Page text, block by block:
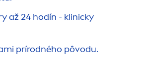
až 24 hodín - klinicky
prírodného pôvodu.